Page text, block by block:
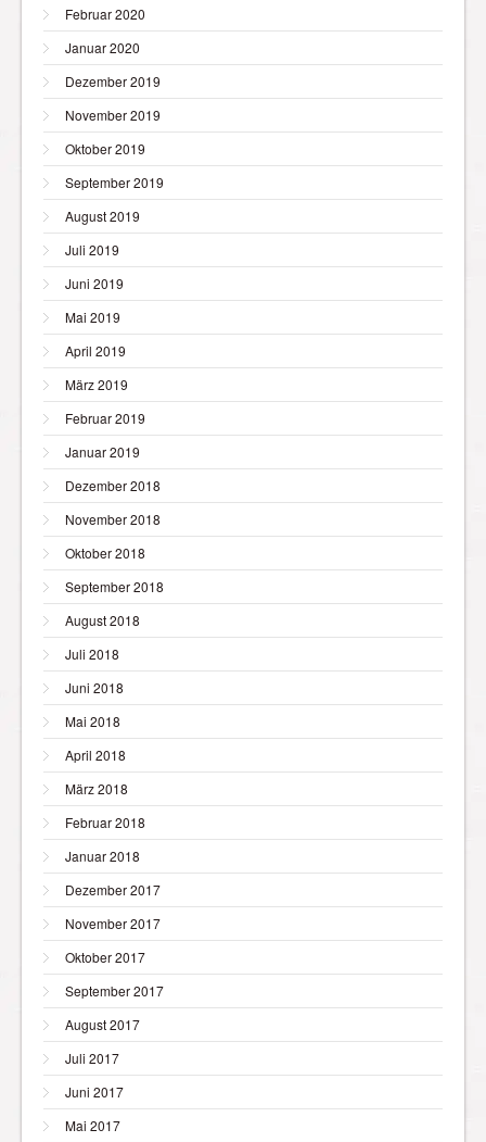
Februar 2020
Januar 2020
Dezember 2019
November 2019
Oktober 2019
September 2019
August 2019
Juli 2019
Juni 2019
Mai 2019
April 2019
März 2019
Februar 2019
Januar 2019
Dezember 2018
November 2018
Oktober 2018
September 2018
August 2018
Juli 2018
Juni 2018
Mai 2018
April 2018
März 2018
Februar 2018
Januar 2018
Dezember 2017
November 2017
Oktober 2017
September 2017
August 2017
Juli 2017
Juni 2017
Mai 2017